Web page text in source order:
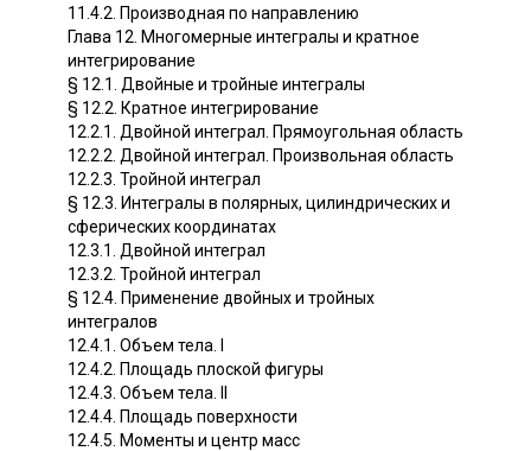
11.4.2. Производная по направлению
Глава 12. Многомерные интегралы и кратное
интегрирование
§ 12.1. Двойные и тройные интегралы
§ 12.2. Кратное интегрирование
12.2.1. Двойной интеграл. Прямоугольная область
12.2.2. Двойной интеграл. Произвольная область
12.2.3. Тройной интеграл
§ 12.3. Интегралы в полярных, цилиндрических и
сферических координатах
12.3.1. Двойной интеграл
12.3.2. Тройной интеграл
§ 12.4. Применение двойных и тройных
интегралов
12.4.1. Объем тела. I
12.4.2. Площадь плоской фигуры
12.4.3. Объем тела. II
12.4.4. Площадь поверхности
12.4.5. Моменты и центр масс